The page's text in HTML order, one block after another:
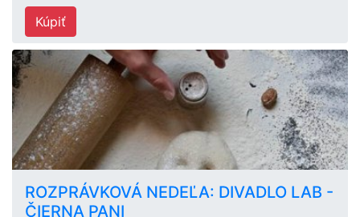
Kúpiť
ROZPRÁVKOVÁ NEDEĽA: DIVADLO LAB -
ČIERNA PANI